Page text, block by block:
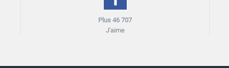
Plus 46 707
J'aime